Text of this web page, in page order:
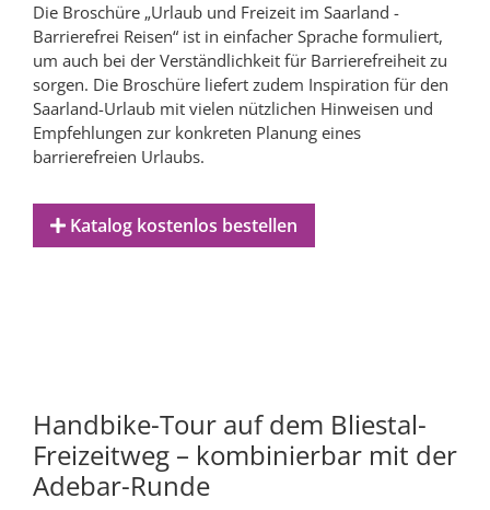
Die Broschüre „Urlaub und Freizeit im Saarland -
Barrierefrei Reisen“ ist in einfacher Sprache formuliert,
um auch bei der Verständlichkeit für Barrierefreiheit zu
sorgen. Die Broschüre liefert zudem Inspiration für den
Saarland-Urlaub mit vielen nützlichen Hinweisen und
Empfehlungen zur konkreten Planung eines
barrierefreien Urlaubs.
Katalog kostenlos bestellen
Handbike-Tour auf dem Bliestal-
Freizeitweg – kombinierbar mit der
Adebar-Runde